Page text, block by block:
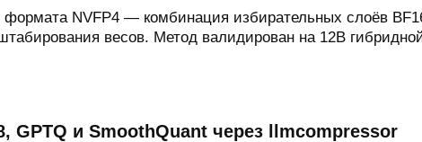
формата NVFP4 — комбинация избирательных слоёв
весов. Метод валидирован на 12B
GPTQ и SmoothQuant через llmcompressor